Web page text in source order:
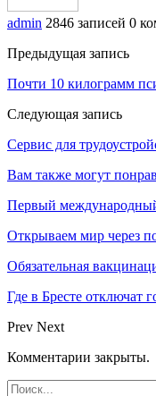
admin 2846 записей 0
Предыдущая запись
Почти 10 килограмм
Следующая запись
Сервис для
Вам также могут
Первый международный
Открываем мир через
Обязательная
Где в Бресте отключат
Prev Next
Комментарии закрыты.